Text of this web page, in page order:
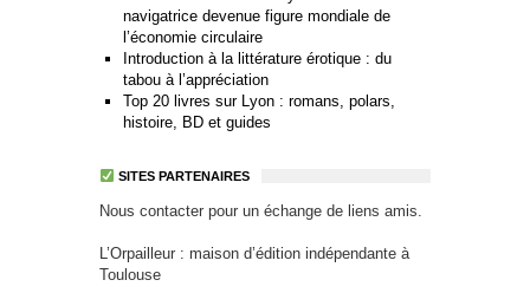
navigatrice devenue figure mondiale de
l’économie circulaire
Introduction à la littérature érotique : du
tabou à l’appréciation
Top 20 livres sur Lyon : romans, polars,
histoire, BD et guides
SITES PARTENAIRES
Nous contacter pour un échange de liens amis.
L’Orpailleur : maison d’édition indépendante à
Toulouse